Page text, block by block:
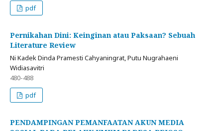
pdf
Pernikahan Dini: Keinginan atau Paksaan? Sebuah
Literature Review
Ni Kadek Dinda Pramesti Cahyaningrat, Putu Nugrahaeni
Widiasavitri
480-488
pdf
PENDAMPINGAN PEMANFAATAN AKUN MEDIA